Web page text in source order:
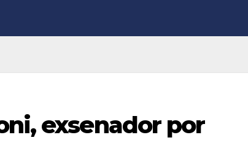
exsenador por